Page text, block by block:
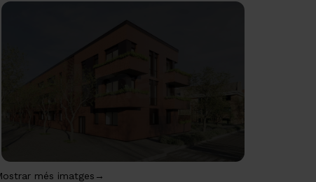
més imatges→